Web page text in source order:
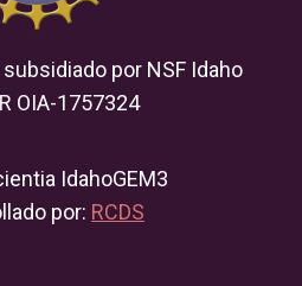
por NSF Idaho
OIA-1757324
IdahoGEM3
por: RCDS